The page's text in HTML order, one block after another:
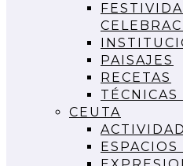
PAISAJES
RECETAS
TÉCNICAS
CEUTA